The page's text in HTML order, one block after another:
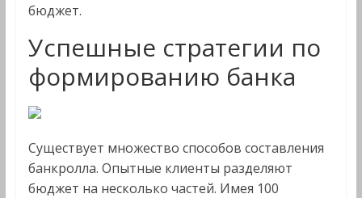
бюджет.
Успешные стратегии по
формированию банка
Существует множество способов составления
банкролла. Опытные клиенты разделяют
бюджет на несколько частей. Имея 100